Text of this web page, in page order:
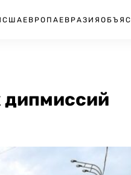
США ЕВРОПА ЕВРАЗИЯ
дипмиссий